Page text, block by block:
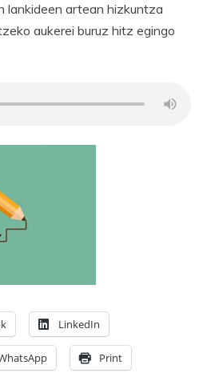
lankideen artean hizkuntza
aukerei buruz hitz egingo
LinkedIn
Print